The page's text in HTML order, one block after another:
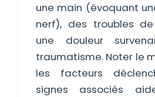
une main (évoquant
nerf), des troubles
une douleur
traumatisme. Noter le
les facteurs
signes associés